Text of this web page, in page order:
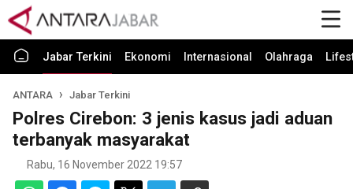
Jabar Terkini Ekonomi Internasional Olahraga
ANTARA Jabar Terkini
Polres Cirebon: 3 jenis kasus jadi aduan
terbanyak masyarakat
Rabu, 16 November 2022 19:57